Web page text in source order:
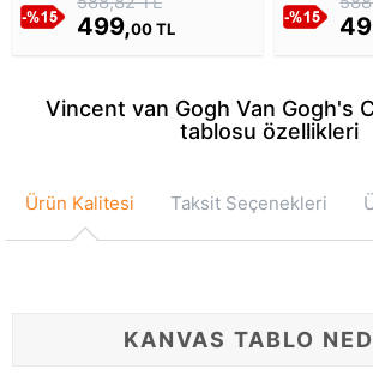
499,00 TL
Vincent van Gogh Van Gogh's
tablosu özellikleri
Ürün Kalitesi Taksit Seçenekleri
KANVAS TABLO